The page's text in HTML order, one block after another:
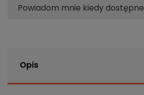
Powiadom mnie kiedy dostępne
Opis